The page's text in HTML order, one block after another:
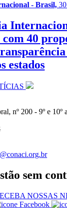
- Brasil,
40
estados
nº 200 - 9º e 10º
sem
NOSSAS